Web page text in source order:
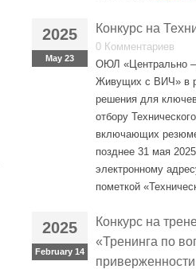
2025
May 23
Конкурс на
0 Комментариев
ОЮЛ «Центрально –
Живущих с ВИЧ» в
решения для
отбору
включающих
позднее 31 мая
электронному
пометкой
2025
February 14
Конкурс на
«Тренинга по